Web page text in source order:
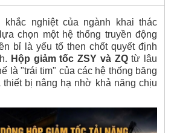
khắc nghiệt của ngành khai thác
chọn một hệ thống truyền động
bỉ là yếu tố then chốt quyết định
Hộp giảm tốc ZSY và ZQ từ lâu
là "trái tim" của các hệ thống băng
thiết bị nâng hạ nhờ khả năng chịu